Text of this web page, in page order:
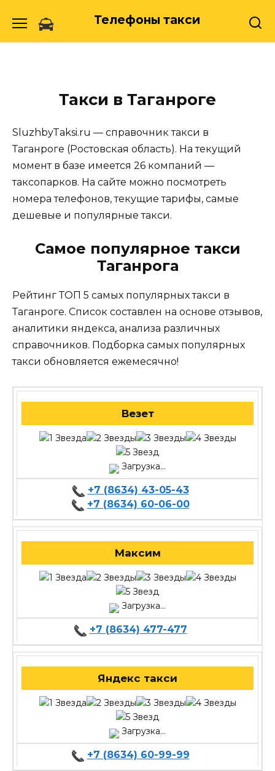
Телефоны такси
Такси в Таганроге
SluzhbyTaksi.ru — справочник такси в
Таганроге (Ростовская область). На текущий
момент в базе имеется 26 компаний —
таксопарков. На сайте можно посмотреть
номера телефонов, текущие тарифы, самые
дешевые и популярные такси.
Самое популярное такси
Таганрога
Рейтинг ТОП 5 самых популярных такси в
Таганроге. Список составлен на основе отзывов,
аналитики яндекса, анализа различных
справочников. Подборка самых популярных
такси обновляется ежемесячно!
Везет
Загрузка...
+7 (8634) 43-05-43
+7 (8634) 60-06-00
Максим
Загрузка...
+7 (8634) 477-477
Яндекс такси
Загрузка...
+7 (8634) 60-99-99